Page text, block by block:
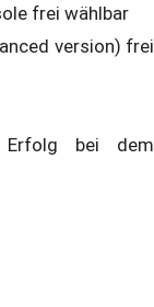
frei wählbar
version) frei
Erfolg bei dem